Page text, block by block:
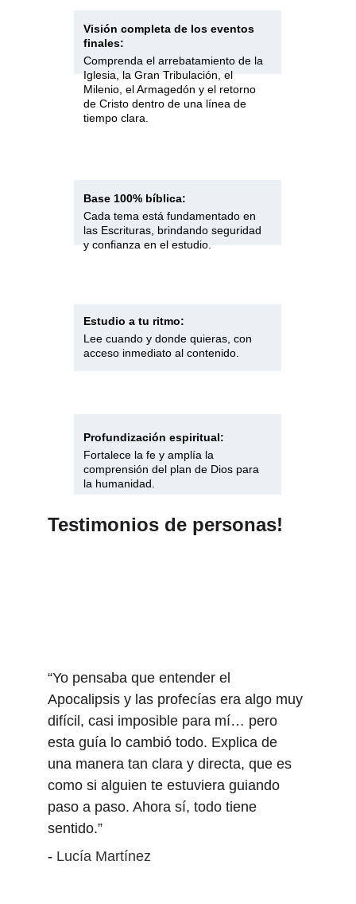
Estudio a tu ritmo:
Lee cuando y donde quieras, con
acceso inmediato al contenido.
Profundización espiritual:
Fortalece la fe y amplía la
comprensión del plan de Dios para
la humanidad.
Base 100% bíblica:
Cada tema está fundamentado en
las Escrituras, brindando seguridad
y confianza en el estudio.
Visión completa de los eventos
finales:
Comprenda el arrebatamiento de la
Iglesia, la Gran Tribulación, el
Milenio, el Armagedón y el retorno
de Cristo dentro de una línea de
tiempo clara.
“Yo pensaba que entender el
Apocalipsis y las profecías era algo muy
difícil, casi imposible para mí… pero
esta guía lo cambió todo. Explica de
una manera tan clara y directa, que es
como si alguien te estuviera guiando
paso a paso. Ahora sí, todo tiene
sentido.”
- Lucía Martínez
Testimonios de personas!